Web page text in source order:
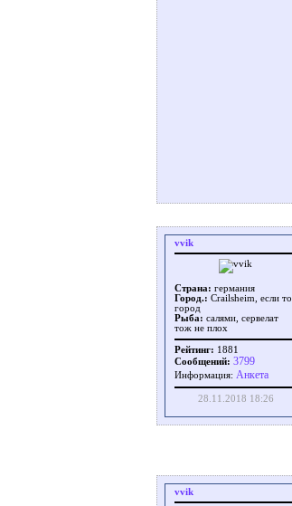
vvik
Страна: германия
Город.: Crailsheim, если то
город
Рыба: салями, сервелат
тож не плох
Рейтинг: 1881
Сообщений: 3799
Информация: Aнкета
28.11.2018 18:26
vvik